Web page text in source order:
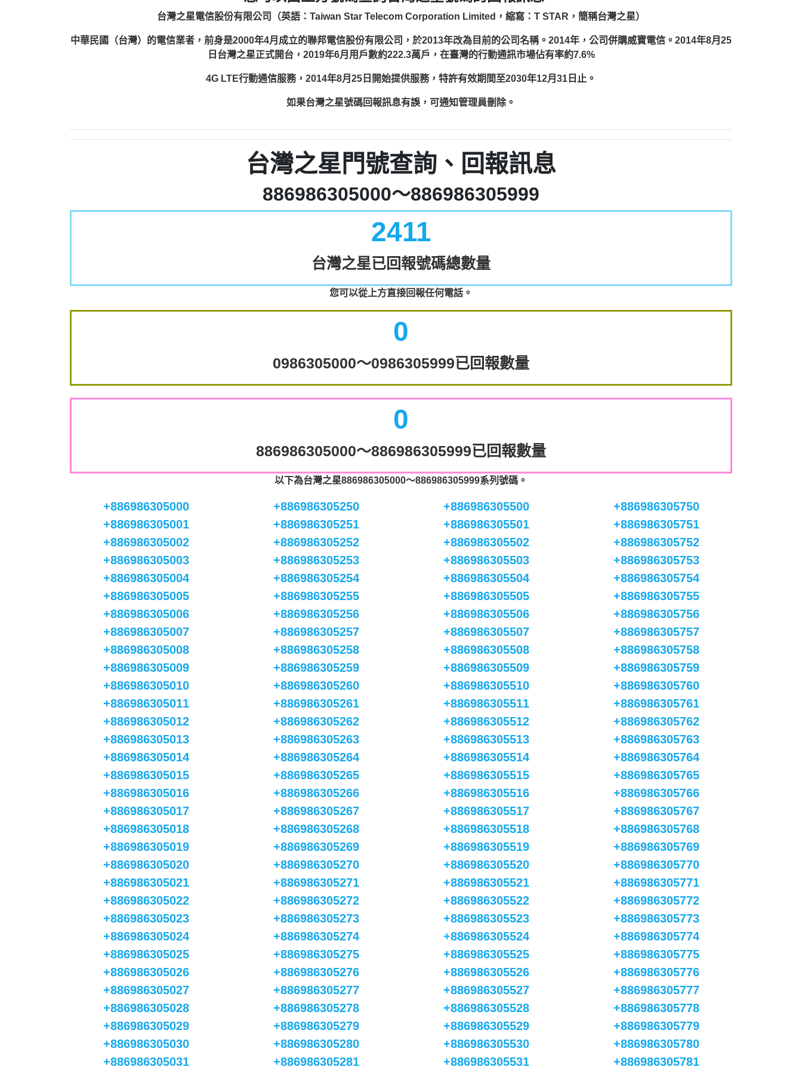
台灣之星電信股份有限公司（英語：Taiwan Star Telecom Corporation Limited，縮寫：T STAR，簡稱台灣之星）
中華民國（台灣）的電信業者，前身是2000年4月成立的聯邦電信股份有限公司，於2013年改為目前的公司名稱。2014年，公司併購威寶電信。2014年8月25
日台灣之星正式開台，2019年6月用戶數約222.3萬戶，在臺灣的行動通訊市場佔有率約7.6%
4G LTE行動通信服務，2014年8月25日開始提供服務，特許有效期間至2030年12月31日止。
如果台灣之星號碼回報訊息有誤，可通知管理員刪除。
台灣之星門號查詢、回報訊息
886986305000～886986305999
2411
台灣之星已回報號碼總數量
您可以從上方直接回報任何電話。
0
0986305000～0986305999已回報數量
0
886986305000～886986305999已回報數量
以下為台灣之星886986305000～886986305999系列號碼。
+886986305000
+886986305001
+886986305002
+886986305003
+886986305004
+886986305005
+886986305006
+886986305007
+886986305008
+886986305009
+886986305010
+886986305011
+886986305012
+886986305013
+886986305014
+886986305015
+886986305016
+886986305017
+886986305018
+886986305019
+886986305020
+886986305021
+886986305022
+886986305023
+886986305024
+886986305025
+886986305026
+886986305027
+886986305028
+886986305029
+886986305030
+886986305031
+886986305250
+886986305251
+886986305252
+886986305253
+886986305254
+886986305255
+886986305256
+886986305257
+886986305258
+886986305259
+886986305260
+886986305261
+886986305262
+886986305263
+886986305264
+886986305265
+886986305266
+886986305267
+886986305268
+886986305269
+886986305270
+886986305271
+886986305272
+886986305273
+886986305274
+886986305275
+886986305276
+886986305277
+886986305278
+886986305279
+886986305280
+886986305281
+886986305500
+886986305501
+886986305502
+886986305503
+886986305504
+886986305505
+886986305506
+886986305507
+886986305508
+886986305509
+886986305510
+886986305511
+886986305512
+886986305513
+886986305514
+886986305515
+886986305516
+886986305517
+886986305518
+886986305519
+886986305520
+886986305521
+886986305522
+886986305523
+886986305524
+886986305525
+886986305526
+886986305527
+886986305528
+886986305529
+886986305530
+886986305531
+886986305750
+886986305751
+886986305752
+886986305753
+886986305754
+886986305755
+886986305756
+886986305757
+886986305758
+886986305759
+886986305760
+886986305761
+886986305762
+886986305763
+886986305764
+886986305765
+886986305766
+886986305767
+886986305768
+886986305769
+886986305770
+886986305771
+886986305772
+886986305773
+886986305774
+886986305775
+886986305776
+886986305777
+886986305778
+886986305779
+886986305780
+886986305781